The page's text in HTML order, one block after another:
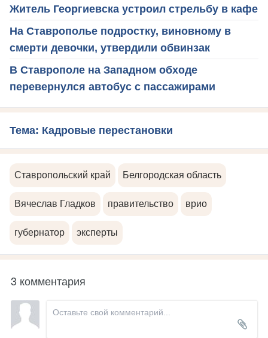
Житель Георгиевска устроил стрельбу в кафе
На Ставрополье подростку, виновному в
смерти девочки, утвердили обвинзак
В Ставрополе на Западном обходе
перевернулся автобус с пассажирами
Тема: Кадровые перестановки
Ставропольский край Белгородская область
Вячеслав Гладков правительство врио
губернатор эксперты
3 комментария